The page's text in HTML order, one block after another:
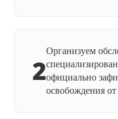
2
Организуем
официально
освобождения